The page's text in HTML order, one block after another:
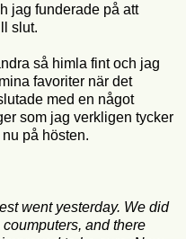
jag funderade på att
slut.
så himla fint och jag
favoriter när det
med en något
som jag verkligen tycker
på hösten.
went yesterday. We did
and there